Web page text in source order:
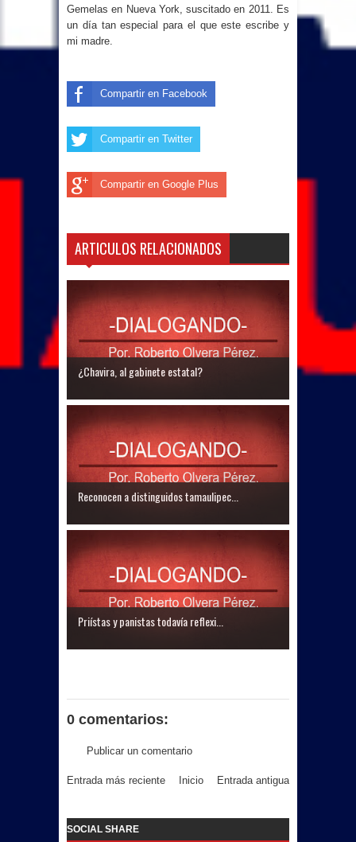
Gemelas en Nueva York, suscitado en 2011. Es
un día tan especial para el que este escribe y
mi madre.
Compartir en Facebook
Compartir en Twitter
Compartir en Google Plus
ARTICULOS RELACIONADOS
¿Chavira, al gabinete estatal?
Reconocen a distinguidos tamaulipec...
Priístas y panistas todavía reflexi...
0 comentarios:
Publicar un comentario
Entrada más reciente Entrada antigua
Inicio
SOCIAL SHARE